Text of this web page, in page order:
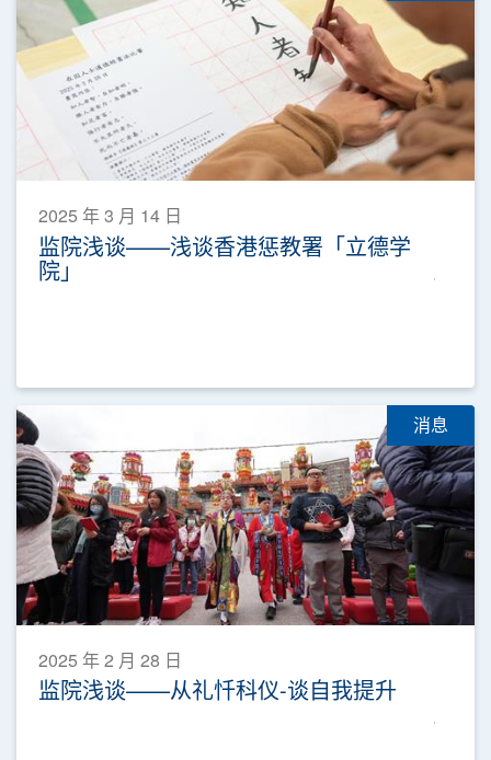
2025 年 3 月 14 日
监院浅谈——浅谈香港惩教署「立德学
院」
消息
2025 年 2 月 28 日
监院浅谈——从礼忏科仪-谈自我提升